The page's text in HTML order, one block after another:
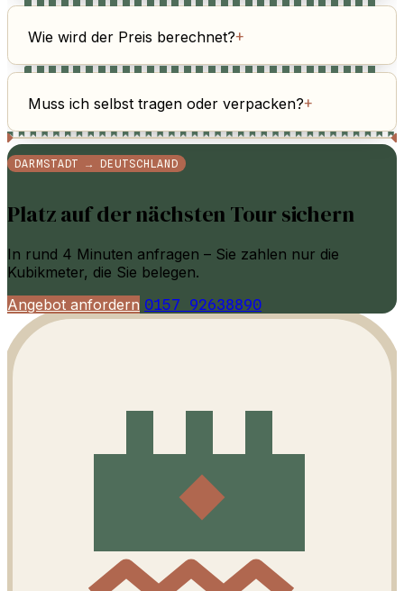
Wie wird der Preis berechnet?+
Muss ich selbst tragen oder verpacken?+
DARMSTADT → DEUTSCHLAND
Platz auf der nächsten Tour sichern
In rund 4 Minuten anfragen – Sie zahlen nur die
Kubikmeter, die Sie belegen.
Angebot anfordern 0157 92638890